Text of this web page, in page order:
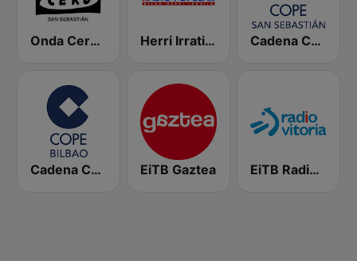
Onda Cero San Sebastián Herri Irratia - Radio Popular Cadena COPE San Sebastián
Cadena COPE Bilbao EiTB Gaztea EiTB Radio Vitoria